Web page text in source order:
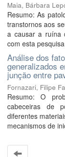
Maia, Bárbara
Resumo: As
transtornos aos
a causar a ruína
com esta
Análise dos
generalizados
junção entre
Fornazari, Filipe
Resumo: O
cabeceiras de
diferentes
mecanismos de